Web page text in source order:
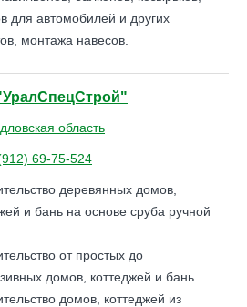
для автомобилей и других
монтажа навесов.
область
69-75-524
деревянных домов,
и бань на основе сруба ручной
от простых до
домов, коттеджей и бань.
домов, коттеджей из